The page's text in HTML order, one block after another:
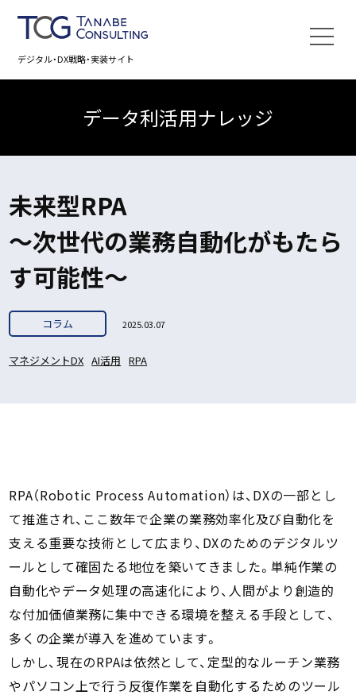
デジタル・DX戦略・実装サイト
データ利活用ナレッジ
未来型RPA
～次世代の業務自動化がもたら
す可能性～
コラム 2025.03.07
マネジメントDX AI活用 RPA
RPA（Robotic Process Automation）は、DXの一部とし
て推進され、ここ数年で企業の業務効率化及び自動化を
支える重要な技術として広まり、DXのためのデジタルツ
ールとして確固たる地位を築いてきました。単純作業の
自動化やデータ処理の高速化により、人間がより創造的
な付加価値業務に集中できる環境を整える手段として、
多くの企業が導入を進めています。
しかし、現在のRPAは依然として、定型的なルーチン業務
やパソコン上で行う反復作業を自動化するためのツール